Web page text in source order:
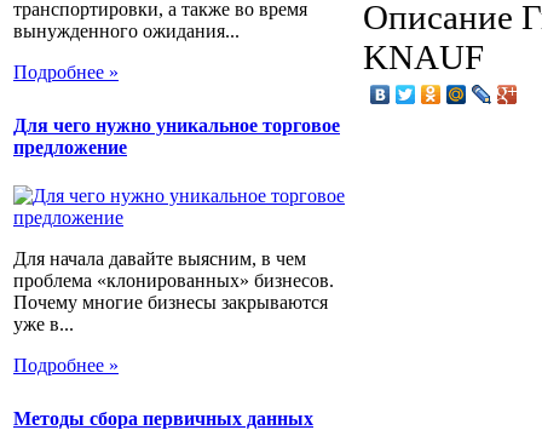
транспортировки, а также во время
вынужденного ожидания...
Подробнее »
Для чего нужно уникальное торговое
предложение
Для начала давайте выясним, в чем
проблема «клонированных» бизнесов.
Почему многие бизнесы закрываются
уже в...
Подробнее »
Методы сбора первичных данных
Описание
KNAUF